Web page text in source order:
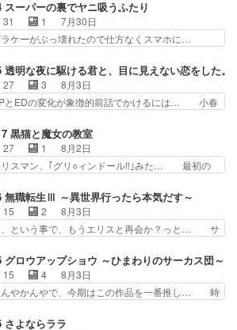
東京へ!/でも観光よ… 旅の支度全部やってく
先輩、なんだかん… 第５話をｄアニメストア
聴しました。視…
間に戻して欲しいでも自分達が代わ… ご視聴
がとうございました見るたびに切… 誰かと思
らちゅー先輩か。しれっと相方… 第５話感
コ□した相手にも家族や…､戦… つらい回
ミミも可愛かった2人の関係… 確かに相手に
族や大切な人はいるけど、… 白シャツが作業
たいなもんなんですかね…
スーパーの裏でヤニ吸うふたり
31 1
7月30日
ラケーがぶっ壊れたので仕方なくスマホに…
出オチ感が否めず、エピソードの打率… 田山
が佐々木さんに沼っていく…こんな… 佐々木
、腕フェチなんですね笑最近まじ… 佐々木が
ケーからスマホに変えるって、… もうドラマ
ない？佐々木さんの優しさ… 先行で見た時よ
人のやり取りに癒しを感… ABEMA版の7〜8
々木が実年齢以上…
透明な夜に駆ける君と、目に見えない恋をした。
27 3
8月3日
とEDの変化が象徴的前話でかけるには… 小春
こんな風に見えてるのかぁ。かける… 完全な
思いになりましたねぇ…OPとE… 余計な物
かず白く靄がかった小春ちゃん… 光も感じな
全な盲目なんやね…おめかし… 母役に能登さ
かれていて良かった本当… 股に海豚を挟み水
スでの会話を反芻…恋… OPEDとも無人バー
ンから主人公２人…
黒猫と魔女の教室
27 1
8月2日
リスマン、｢グリ○ィンドール!!｣みた… 最初の
トスピカが大好きだよね。ツン… 一等級ポテ
ャルのアリアちゃん可愛くて… そういや、ア
は能力は最上級のくせに、… とうとうアリア
接競う場がきたこれまで… 毎度ながらのスピ
趣味ダダ漏れで好き… 期末試験が始まろうと
おりスピカは対策… 能力鑑定胸像タリスマン
姿も評価してし…
無職転生Ⅲ ～異世界行ったら本気だす～
15 2
8月3日
、という事で、もうエリスと再会か？っと… サ
の清算が粛々と進められているサラ… サラと
係に対して完全に「昔の女」とし… ルーシー
レるルディが完全に親バカで微… サラとは会
ほしいちゃんとした別れ方し… サラは未練0
グロウアップショウ ～ひまわりのサーカス団～
15 4
8月3日
んやかんやで、今期はこの作品を一番推し… 時
ぎるな楠木ともりちゃんのね… デフォルメさ
さよならララ